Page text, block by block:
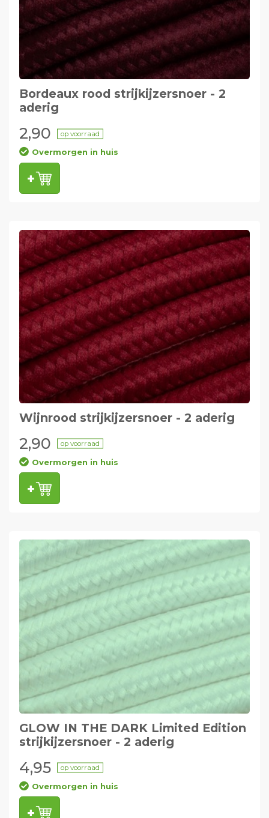
Bordeaux rood strijkijzersnoer - 2
aderig
2,90 op voorraad
Overmorgen in huis
Wijnrood strijkijzersnoer - 2 aderig
2,90 op voorraad
Overmorgen in huis
GLOW IN THE DARK Limited Edition
strijkijzersnoer - 2 aderig
4,95 op voorraad
Overmorgen in huis